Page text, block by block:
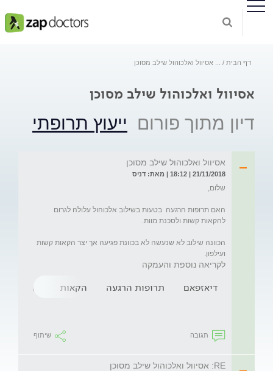
דף הבית אסיוול ואלכוהול שילב מסוכן
אסיוול ואלכוהול שילב מסוכן
דיון מתוך פורום ייעוץ תרופתי
אסיוול ואלכוהול שילב מסוכן
21/11/2018 | 18:12 | מאת: דניס
האם תרופות הרגעה  בטעות בשילוב אלכוהול עלולה לגרום
הכוונה שילוב לא שנעשה לא בכוונת פגיעה אך יצר הקאות קשות
ועילפון.
לקריאה נוספת והעמקה
דיאזפאם תרופות הרגעה הקאות התעלפות
תגובה שיתוף
RE: אסיוול ואלכוהול שילב מסוכן